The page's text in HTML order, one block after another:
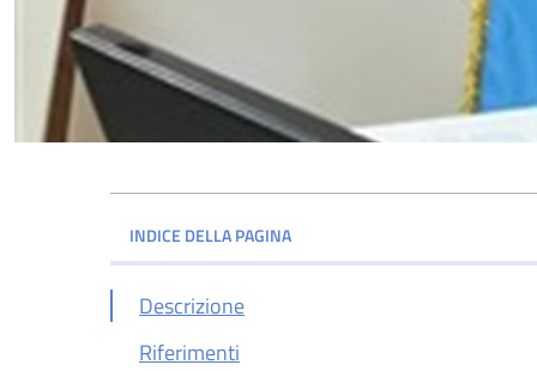
INDICE DELLA PAGINA
Descrizione
Riferimenti